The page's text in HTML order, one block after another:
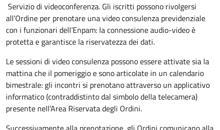
Servizio di videoconferenza. Gli iscritti possono rivolgersi
all’Ordine per prenotare una video consulenza previdenziale
con i funzionari dell’Enpam: la connessione audio-video è
protetta e garantisce la riservatezza dei dati.
Le sessioni di video consulenza possono essere attivate sia la
mattina che il pomeriggio e sono articolate in un calendario
bimestrale: gli incontri si prenotano attraverso un applicativo
informatico (contraddistinto dal simbolo della telecamera)
presente nell’Area Riservata degli Ordini.